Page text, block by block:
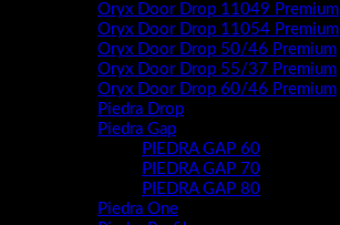
Oryx Door Drop 11049 Premium
Oryx Door Drop 11054 Premium
Oryx Door Drop 50/46 Premium
Oryx Door Drop 55/37 Premium
Oryx Door Drop 60/46 Premium
Piedra Drop
Piedra Gap
PIEDRA GAP 60
PIEDRA GAP 70
PIEDRA GAP 80
Piedra One